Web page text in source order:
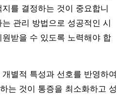
를 결정하는 것이 중요합니
관리 방법으로 성공적인 시
받을 수 있도록 노력해야 합
별적 특성과 선호를 반영하여
는 것이 통증을 최소화하고 성